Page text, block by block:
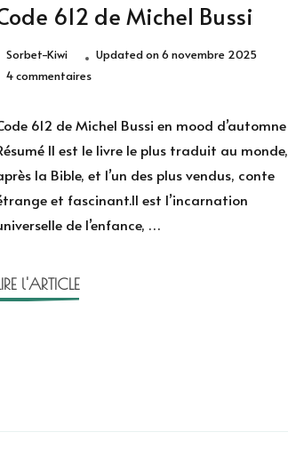
612 de Michel Bussi
Sorbet-Kiwi Updated on6 novembre 2025
4 commentairessur
612
Michel
Bussi
612 de Michel Bussi en mood d’automne
Il est le livre le plus traduit au monde,
la Bible, et l’un des plus vendus, conte
et fascinant.Il est l’incarnation
de l’enfance, …
l'ARTICLE